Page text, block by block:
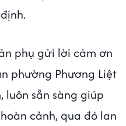
phụ gửi lời cảm ơn
phường Phương Liệt
sẵn sàng giúp
cảnh, qua đó lan